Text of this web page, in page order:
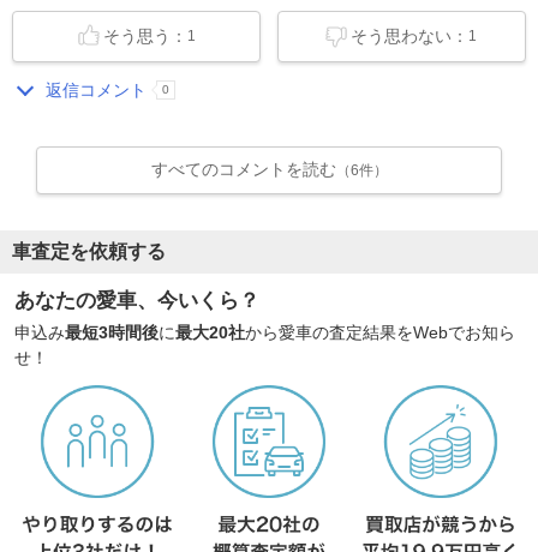
そう思わない： 1
そう思う： 1
返信コメント 0
すべてのコメントを読む （6件）
車査定を依頼する
あなたの愛車、今いくら？
申込み最短3時間後に最大20社から愛車の査定結果をWebでお知ら
せ！